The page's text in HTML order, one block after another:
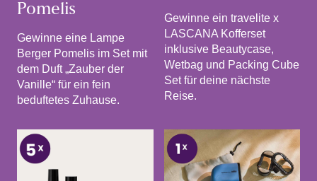
Pomelis
Gewinne eine Lampe
Berger Pomelis im Set mit
dem Duft „Zauber der
Vanille“ für ein fein
beduftetes Zuhause.
Gewinne ein travelite x
LASCANA Kofferset
inklusive Beautycase,
Wetbag und Packing Cube
Set für deine nächste
Reise.